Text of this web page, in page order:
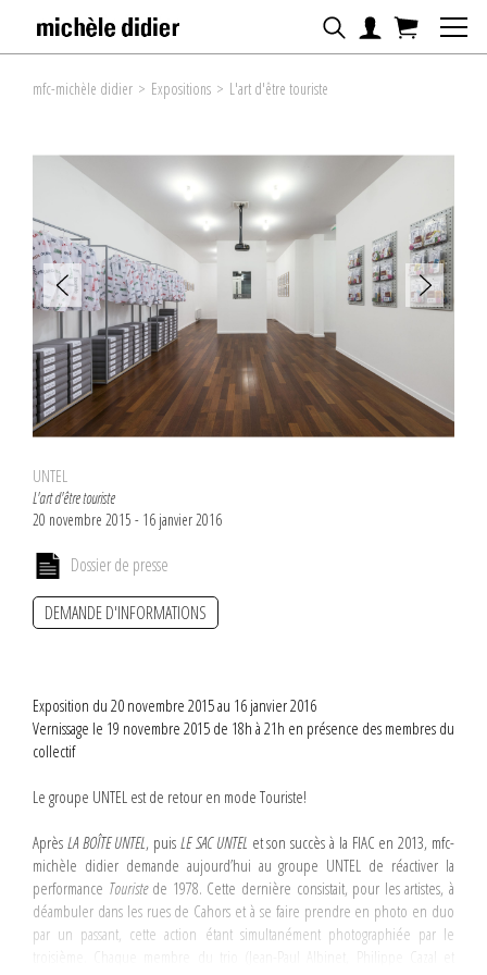
mfc-michèle didier > Expositions > L'art d'être touriste
UNTEL
L'art d'être touriste
20 novembre 2015 - 16 janvier 2016
Dossier de presse
DEMANDE D'INFORMATIONS
Exposition du 20 novembre 2015 au 16 janvier 2016
Vernissage le 19 novembre 2015 de 18h à 21h en présence des membres du
collectif
Le groupe UNTEL est de retour en mode Touriste!
Après LA BOÎTE UNTEL, puisLE SAC UNTEL et son succès à la FIAC en 2013, mfc-
michèle didier demande aujourd’hui au groupe UNTEL de réactiver la
performance Touristede 1978. Cette dernière consistait, pour les artistes, à
déambuler dans les rues de Cahors et à se faire prendre en photo en duo
par un passant, cette action étant simultanément photographiée par le